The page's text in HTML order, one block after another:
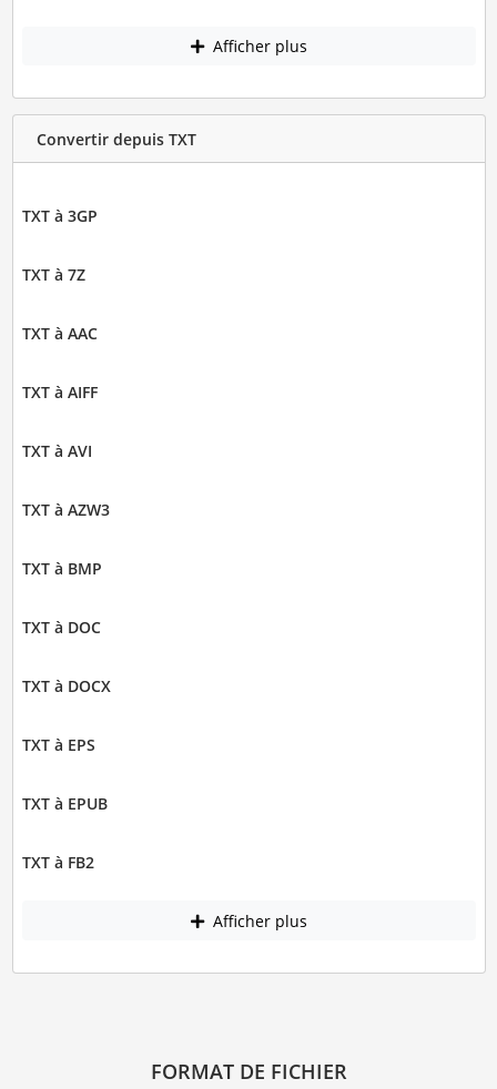
Afficher plus
Convertir depuis TXT
TXT à 3GP
TXT à 7Z
TXT à AAC
TXT à AIFF
TXT à AVI
TXT à AZW3
TXT à BMP
TXT à DOC
TXT à DOCX
TXT à EPS
TXT à EPUB
TXT à FB2
Afficher plus
FORMAT DE FICHIER